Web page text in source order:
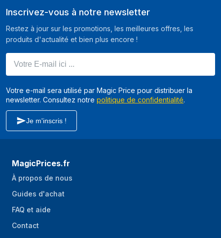
Inscrivez-vous à notre newsletter
Restez à jour sur les promotions, les meilleures offres, les
produits d'actualité et bien plus encore !
Votre e-mail sera utilisé par Magic Price pour distribuer la
newsletter. Consultez notre politique de confidentialité.
Je m'inscris !
MagicPrices.fr
À propos de nous
Guides d'achat
FAQ et aide
Contact